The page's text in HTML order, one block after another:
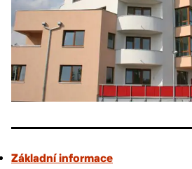
Základní informace